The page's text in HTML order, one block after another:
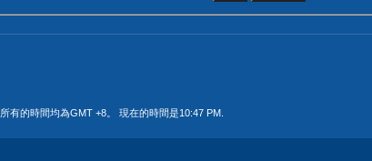
所有的時間均為GMT +8。 現在的時間是10:47 PM